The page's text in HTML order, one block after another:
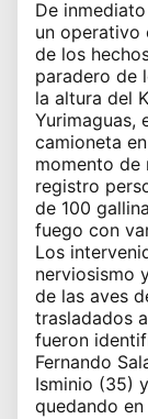
De
un operativo
de los
paradero de
la altura del
Yurimaguas,
camioneta
momento de
registro
de 100
fuego con
Los
nerviosismo
de las aves
trasladados
fueron
Fernando
Isminio (35)
quedando